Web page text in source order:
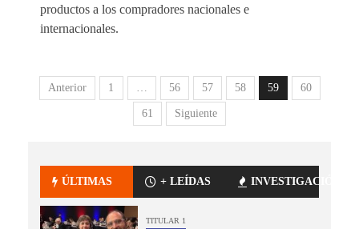
productos a los compradores nacionales e
internacionales.
Anterior 1 56 57 58 59 60
61 Siguiente
ÚLTIMAS + LEÍDAS INVESTIGACIÓN
TITULAR 1